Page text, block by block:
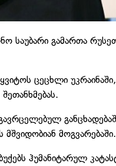
საუბარი გამართა
ცეცხლი უკრაინაში,
მოგვარებაში.
ჰუმანიტარულ